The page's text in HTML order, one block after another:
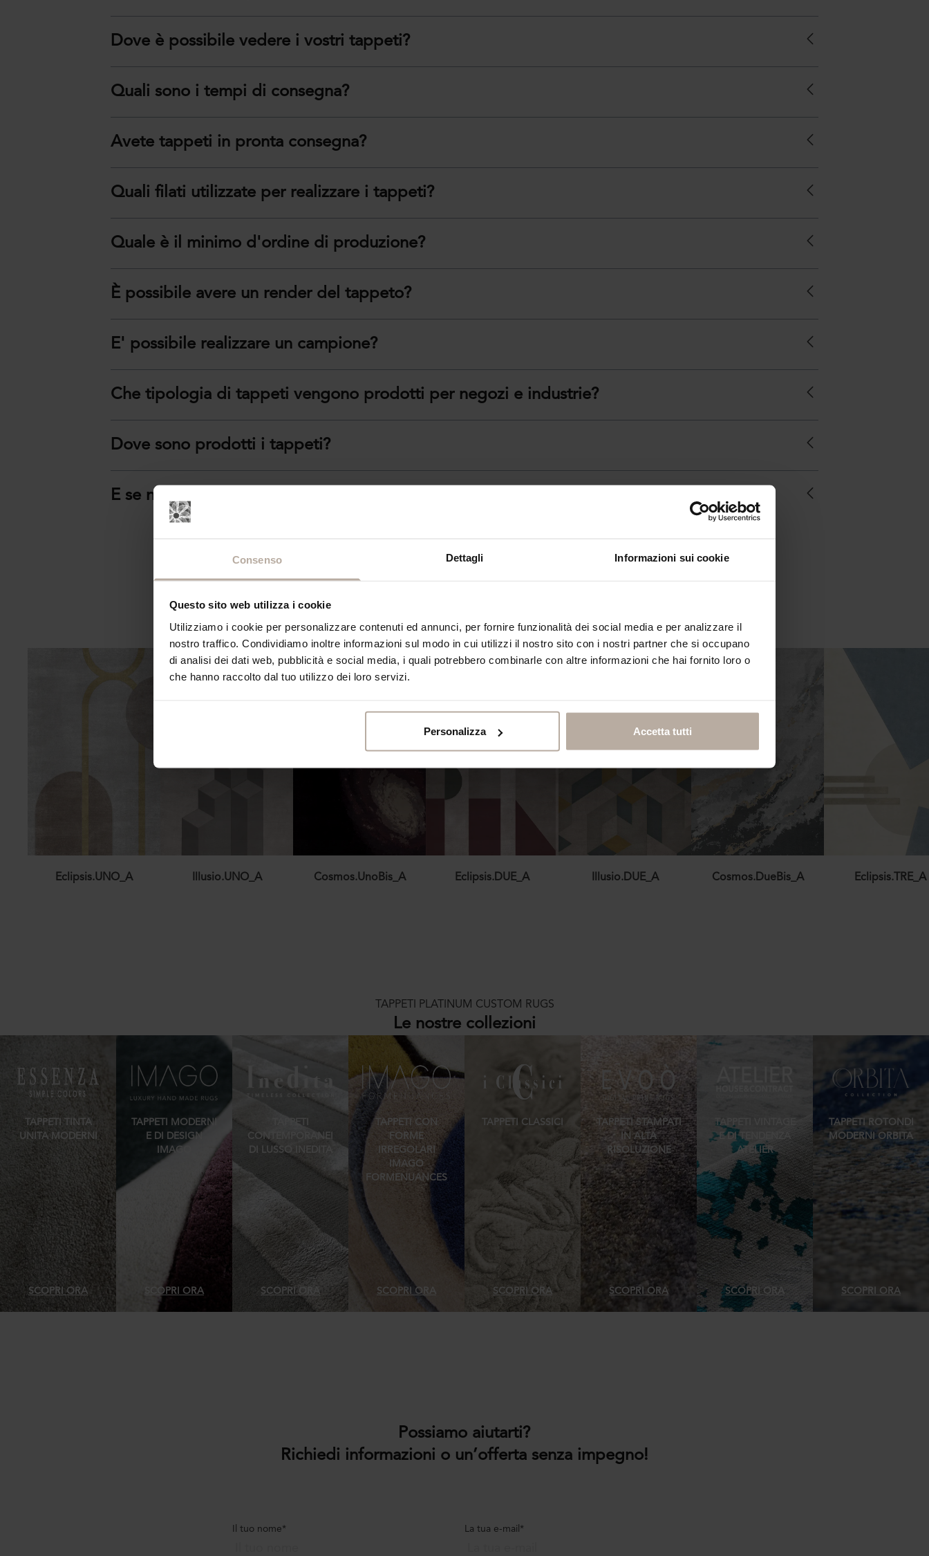
Consenso Dettagli Informazioni sui cookie
Questo sito web utilizza i cookie
Utilizziamo i cookie per personalizzare contenuti ed annunci, per fornire funzionalità dei social media e per analizzare il
nostro traffico. Condividiamo inoltre informazioni sul modo in cui utilizzi il nostro sito con i nostri partner che si occupano
di analisi dei dati web, pubblicità e social media, i quali potrebbero combinarle con altre informazioni che hai fornito loro o
che hanno raccolto dal tuo utilizzo dei loro servizi.
Personalizza Accetta tutti
Dove è possibile vedere i vostri tappeti?
Quali sono i tempi di consegna?
Avete tappeti in pronta consegna?
Quali filati utilizzate per realizzare i tappeti?
Quale è il minimo d'ordine di produzione?
È possibile avere un render del tappeto?
E' possibile realizzare un campione?
Che tipologia di tappeti vengono prodotti per negozi e industrie?
Dove sono prodotti i tappeti?
E se non trovo il tipo di tappeto che sto cercando?
Eclipsis.UNO_A Illusio.UNO_A Cosmos.UnoBis_A Eclipsis.DUE_A Illusio.DUE_A Cosmos.DueBis_A Eclipsis.TRE_A
TAPPETI PLATINUM CUSTOM RUGS
Le nostre collezioni
TAPPETI TINTA
UNITA MODERNI
SCOPRI ORA
TAPPETI MODERNI
E DI DESIGN
IMAGO
SCOPRI ORA
TAPPETI
CONTEMPORANEI
DI LUSSO INEDITA
SCOPRI ORA
TAPPETI CON
FORME
IRREGOLARI
IMAGO
FORMENUANCES
SCOPRI ORA
TAPPETI CLASSICI
SCOPRI ORA
TAPPETI STAMPATI
IN ALTA
RISOLUZIONE
SCOPRI ORA
TAPPETI VINTAGE
E DI TENDENZA
ATELIER
SCOPRI ORA
TAPPETI ROTONDI
MODERNI ORBITA
SCOPRI ORA
Possiamo aiutarti?
Richiedi informazioni o un’offerta senza impegno!
Il tuo nome* La tua e-mail*